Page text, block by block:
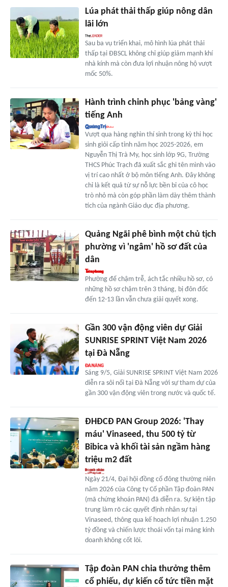
Lúa phát thải thấp giúp nông dân
lãi lớn
Sau ba vụ triển khai, mô hình lúa phát thải
thấp tại ĐBSCL không chỉ giúp giảm mạnh khí
nhà kính mà còn đưa lợi nhuận nông hộ vượt
mốc 50%.
Hành trình chinh phục 'bảng vàng'
tiếng Anh
Vượt qua hàng nghìn thí sinh trong kỳ thi học
sinh giỏi cấp tỉnh năm học 2025-2026, em
Nguyễn Thị Trà My, học sinh lớp 9G, Trường
THCS Phúc Trạch đã xuất sắc ghi tên mình vào
vị trí cao nhất ở bộ môn tiếng Anh. Đây không
chỉ là kết quả từ sự nỗ lực bền bỉ của cô học
trò nhỏ mà còn góp phần làm dày thêm thành
tích của ngành Giáo dục địa phương.
Quảng Ngãi phê bình một chủ tịch
phường vì 'ngâm' hồ sơ đất của
dân
Phường để chậm trễ, ách tắc nhiều hồ sơ, có
những hồ sơ chậm trên 3 tháng, bị đôn đốc
đến 12-13 lần vẫn chưa giải quyết xong.
Gần 300 vận động viên dự Giải
SUNRISE SPRINT Việt Nam 2026
tại Đà Nẵng
Sáng 9/5, Giải SUNRISE SPRINT Việt Nam 2026
diễn ra sôi nổi tại Đà Nẵng với sự tham dự của
gần 300 vận động viên trong nước và quốc tế.
ĐHĐCĐ PAN Group 2026: 'Thay
máu' Vinaseed, thu 500 tỷ từ
Bibica và khối tài sản ngầm hàng
triệu m2 đất
Ngày 21/4, Đại hội đồng cổ đông thường niên
năm 2026 của Công ty Cổ phần Tập đoàn PAN
(mã chứng khoán PAN) đã diễn ra. Sự kiện tập
trung làm rõ các quyết định nhân sự tại
Vinaseed, thông qua kế hoạch lợi nhuận 1.250
tỷ đồng và chiến lược thoái vốn tại mảng kinh
doanh không cốt lõi.
Tập đoàn PAN chia thưởng thêm
cổ phiếu, dự kiến cổ tức tiền mặt